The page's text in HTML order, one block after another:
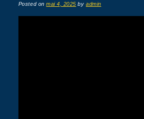
Posted onmai 4, 2025 byadmin